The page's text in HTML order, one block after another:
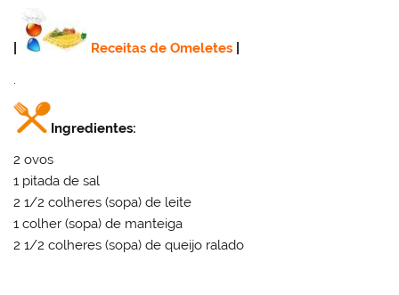
Receitas de Omeletes
.
Ingredientes:
2 ovos
1 pitada de sal
2 1/2 colheres (sopa) de leite
1 colher (sopa) de manteiga
2 1/2 colheres (sopa) de queijo ralado